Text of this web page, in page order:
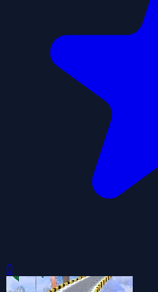
0